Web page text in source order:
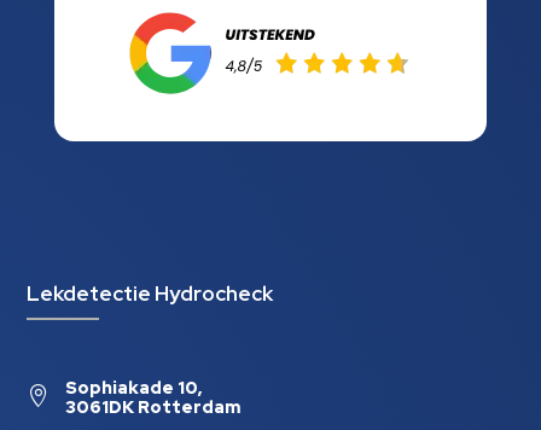
Lekdetectie Hydrocheck

Sophiakade 10,
3061DK Rotterdam